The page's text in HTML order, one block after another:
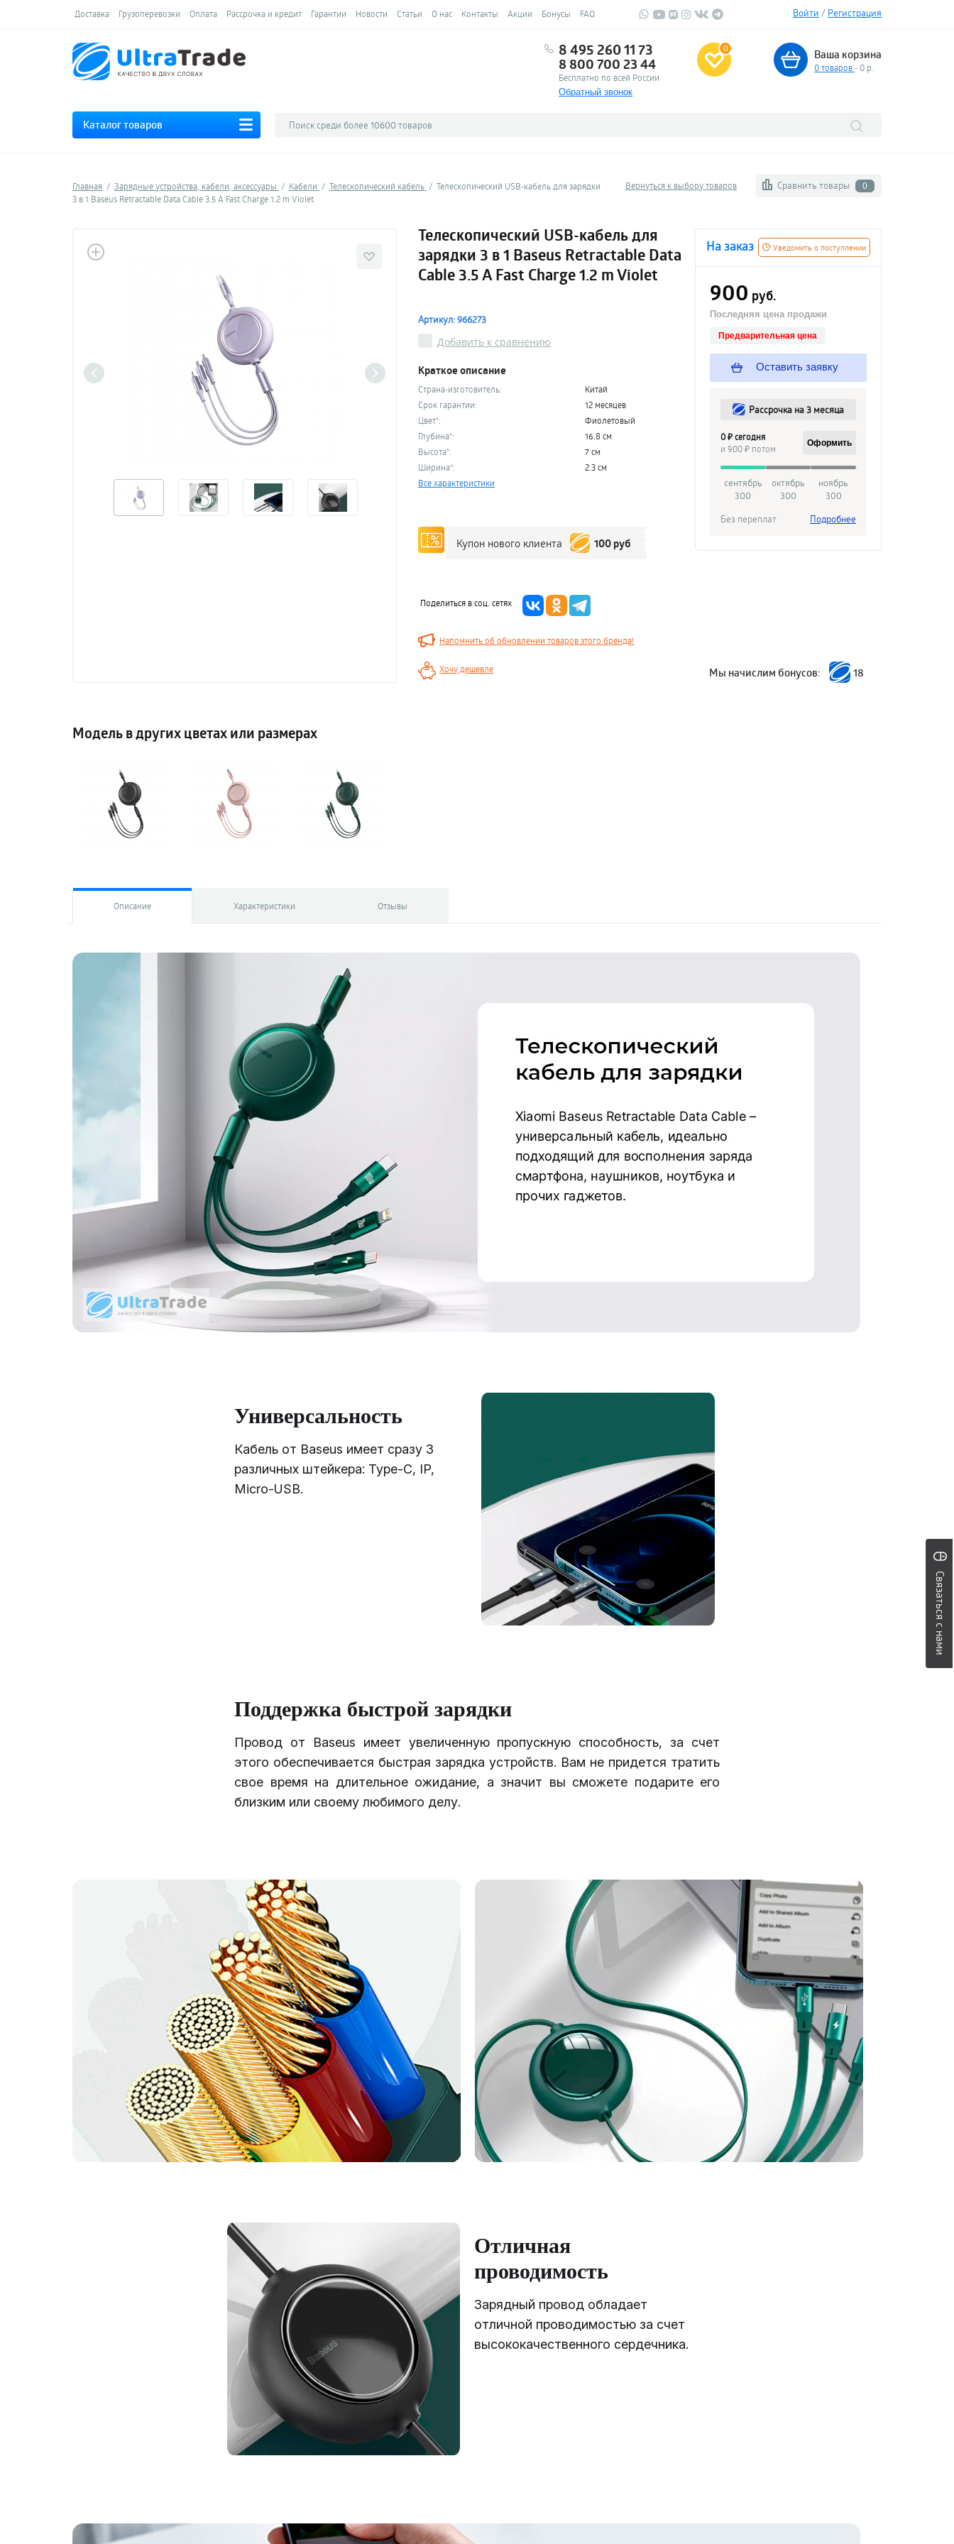
Связаться с нами
Доставка Грузоперевозки Оплата Рассрочка и кредит Гарантии Новости Статьи О нас Контакты Акции Бонусы FAQ Войти / Регистрация
8 495 260 11 73
8 800 700 23 44
Бесплатно по всей России
Обратный звонок
0 Ваша корзина
0товаров - 0 р.
Каталог товаров
Вернуться к выбору товаров Сравнить товары 0
Главная Зарядные устройства, кабели, аксессуары Кабели Телескопический кабель
Телескопический USB-кабель для зарядки
3 в 1 Baseus Retractable Data Cable 3.5 A Fast Charge 1.2 m Violet
Телескопический USB-кабель для
зарядки 3 в 1 Baseus Retractable Data
Cable 3.5 A Fast Charge 1.2 m Violet
Артикул: 966273
Добавить к сравнению
Краткое описание
Страна-изготовитель:
Китай
Срок гарантии:
12 месяцев
Цвет*:
Фиолетовый
Глубина*:
16.8 см
Высота*:
7 см
Ширина*:
2.3 см
Все характеристики
Купон нового клиента 100 руб
Поделиться в соц. сетях
Напомнить об обновлении товаров этого бренда!
Хочу дешевле
Уведомить о поступлении
На заказ
900 руб.
Последняя цена продажи
Предварительная цена
Оставить заявку
Рассрочка на 3 месяца
0 ₽ сегодня
и 900 ₽ потом
Оформить
сентябрь
300
октябрь
300
ноябрь
300
Без переплат
Подробнее
Мы начислим бонусов: 18
Модель в других цветах или размерах
Описание Характеристики Отзывы
Универсальность
Кабель от Baseus имеет сразу 3
различных штейкера: Type-C, IP,
Micro-USB.
Поддержка быстрой зарядки
Провод от Baseus имеет увеличенную пропускную способность, за счет
этого обеспечивается быстрая зарядка устройств. Вам не придется тратить
свое время на длительное ожидание, а значит вы сможете подарите его
близким или своему любимого делу.
Отличная
проводимость
Зарядный провод обладает
отличной проводимостью за счет
высококачественного сердечника.